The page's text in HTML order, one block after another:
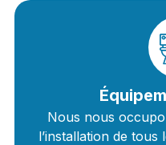
Nous nous
l’installation de tous